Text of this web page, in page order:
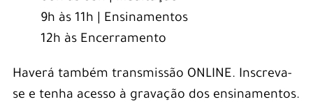
9h às 11h | Ensinamentos
12h às Encerramento
Haverá também transmissão ONLINE. Inscreva-
se e tenha acesso à gravação dos ensinamentos.